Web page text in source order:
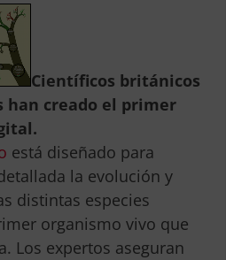
Científicos británicos
han creado el primer
está diseñado para
la evolución y
distintas especies
organismo vivo que
Los expertos aseguran